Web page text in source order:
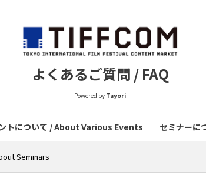
よくあるご質問 / FAQ
Powered by Tayori
トについて / About Various Events セミナーに
Seminars